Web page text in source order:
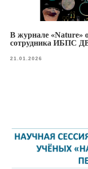
В журнале «Nature»
сотрудника ИБПС
21.01.2026